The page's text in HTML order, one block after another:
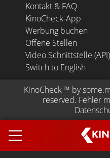
Kontakt & FAQ
KinoCheck-App
Werbung buchen
Offene Stellen
Video Schnittstelle (API)
Switch to English
KinoCheck ™ by
reserved. Fehler